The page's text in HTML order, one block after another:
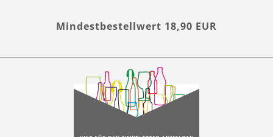
Mindestbestellwert 18,90 EUR